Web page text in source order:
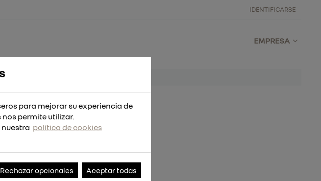
IDENTIFICARSE
EMPRESA
para mejorar su experiencia de
nos permite utilizar.
política de cookies
Rechazar opcionales Aceptar todas